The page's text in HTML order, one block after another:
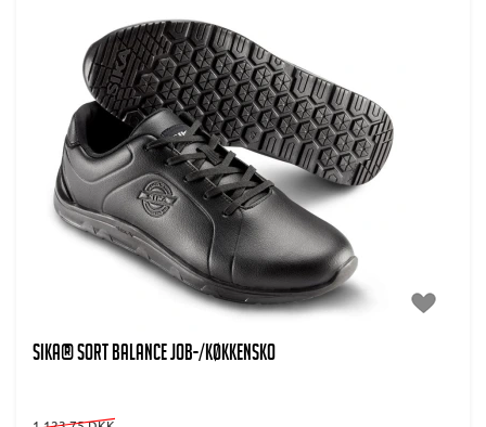
SIKA® SORT BALANCE JOB-/KØKKENSKO